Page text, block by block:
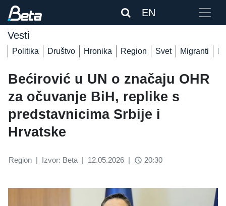
EN
Vesti
Politika Društvo Hronika Region Svet Migranti
Bećirović u UN o značaju OHR
za očuvanje BiH, replike s
predstavnicima Srbije i
Hrvatske
Region | Izvor: Beta | 12.05.2026 | access_time 20:30